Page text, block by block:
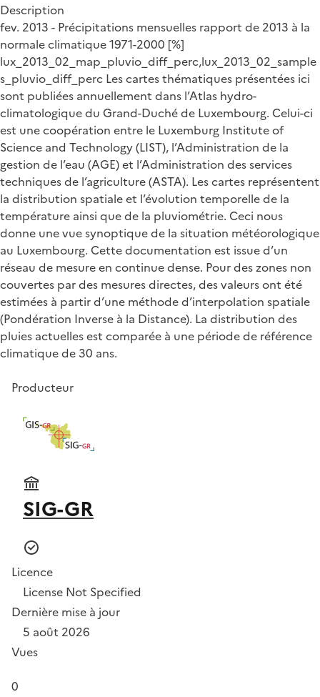
Description
fev. 2013 - Précipitations mensuelles rapport de 2013 à la
normale climatique 1971-2000 [%]
lux_2013_02_map_pluvio_diff_perc,lux_2013_02_sample
s_pluvio_diff_perc Les cartes thématiques présentées ici
sont publiées annuellement dans l’Atlas hydro-
climatologique du Grand-Duché de Luxembourg. Celui-ci
est une coopération entre le Luxemburg Institute of
Science and Technology (LIST), l’Administration de la
gestion de l’eau (AGE) et l’Administration des services
techniques de l’agriculture (ASTA). Les cartes représentent
la distribution spatiale et l’évolution temporelle de la
température ainsi que de la pluviométrie. Ceci nous
donne une vue synoptique de la situation météorologique
au Luxembourg. Cette documentation est issue d’un
réseau de mesure en continue dense. Pour des zones non
couvertes par des mesures directes, des valeurs ont été
estimées à partir d’une méthode d’interpolation spatiale
(Pondération Inverse à la Distance). La distribution des
pluies actuelles est comparée à une période de référence
climatique de 30 ans.
Producteur
SIG-GR
Licence
License Not Specified
Dernière mise à jour
5 août 2026
Vues
0